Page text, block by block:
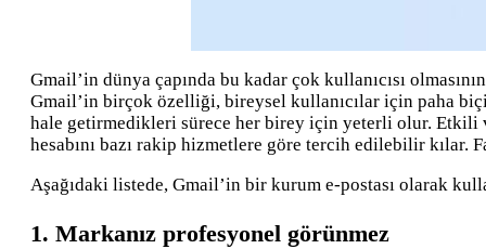
Gmail’in dünya çapında bu kadar çok kullanıcısı
Gmail’in birçok özelliği, bireysel kullanıcılar için paha
hale getirmedikleri sürece her birey için yeterli olur. Etkili
hesabını bazı rakip hizmetlere göre tercih edilebilir kılar.
Aşağıdaki listede, Gmail’in bir kurum e-postası olarak
1. Markanız profesyonel görünmez